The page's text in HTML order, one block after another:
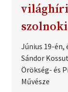
Június 19-
Sándor
Örökség- és
Művésze